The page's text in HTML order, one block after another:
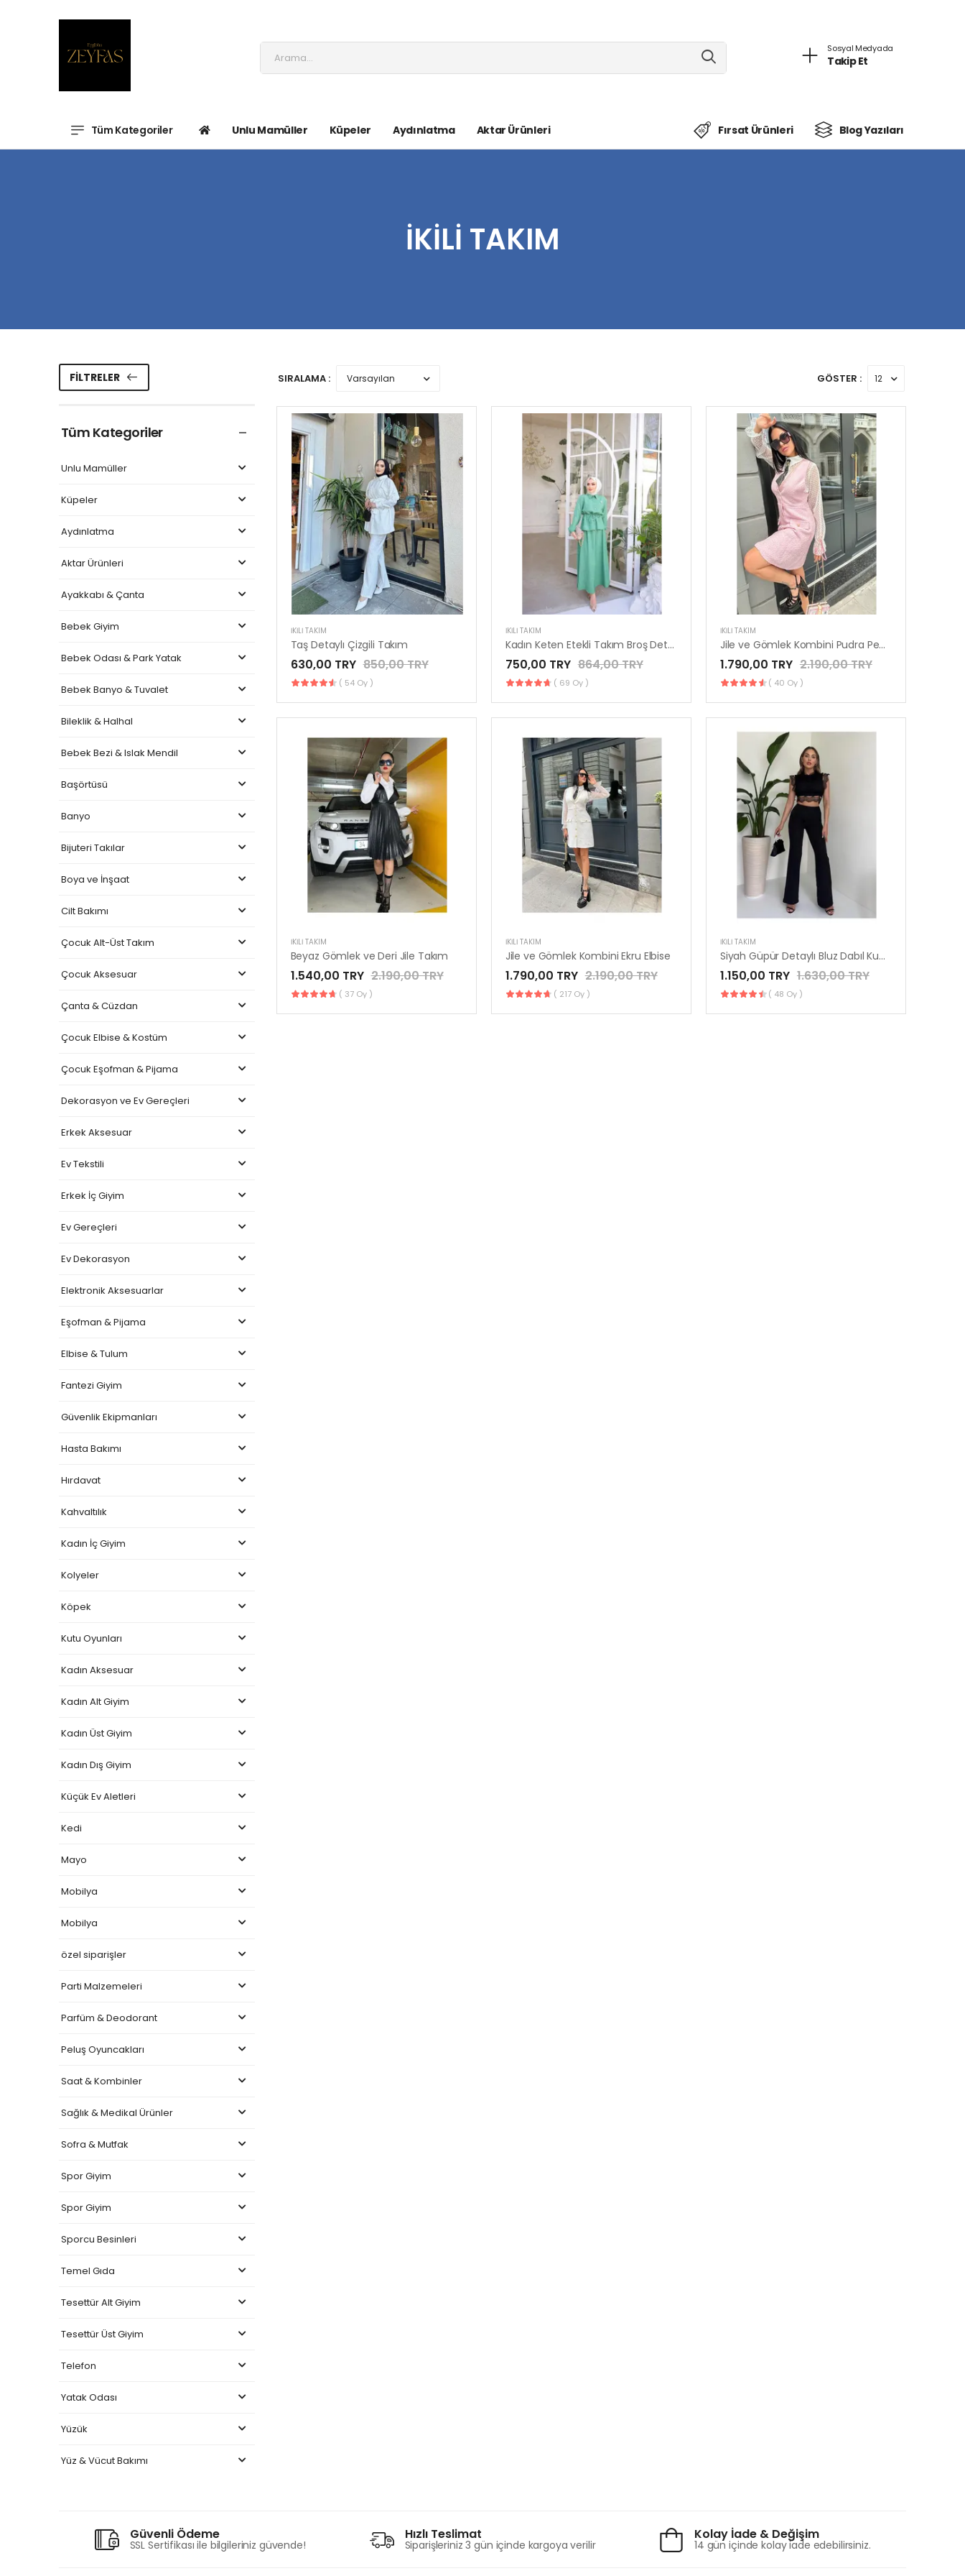
Sosyal Medyada
Takip Et
Tüm Kategoriler Unlu Mamüller Küpeler Aydınlatma Aktar Ürünleri Fırsat Ürünleri Blog Yazıları
İKILI TAKIM
FILTRELER
Tüm Kategoriler
Unlu Mamüller
Küpeler
Aydınlatma
Aktar Ürünleri
Ayakkabı & Çanta
Bebek Giyim
Bebek Odası & Park Yatak
Bebek Banyo & Tuvalet
Bileklik & Halhal
Bebek Bezi & Islak Mendil
Başörtüsü
Banyo
Bijuteri Takılar
Boya ve İnşaat
Cilt Bakımı
Çocuk Alt-Üst Takım
Çocuk Aksesuar
Çanta & Cüzdan
Çocuk Elbise & Kostüm
Çocuk Eşofman & Pijama
Dekorasyon ve Ev Gereçleri
Erkek Aksesuar
Ev Tekstili
Erkek İç Giyim
Ev Gereçleri
Ev Dekorasyon
Elektronik Aksesuarlar
Eşofman & Pijama
Elbise & Tulum
Fantezi Giyim
Güvenlik Ekipmanları
Hasta Bakımı
Hırdavat
Kahvaltılık
Kadın İç Giyim
Kolyeler
Köpek
Kutu Oyunları
Kadın Aksesuar
Kadın Alt Giyim
Kadın Üst Giyim
Kadın Dış Giyim
Küçük Ev Aletleri
Kedi
Mayo
Mobilya
Mobilya
özel siparişler
Parti Malzemeleri
Parfüm & Deodorant
Peluş Oyuncakları
Saat & Kombinler
Sağlık & Medikal Ürünler
Sofra & Mutfak
Spor Giyim
Spor Giyim
Sporcu Besinleri
Temel Gıda
Tesettür Alt Giyim
Tesettür Üst Giyim
Telefon
Yatak Odası
Yüzük
Yüz & Vücut Bakımı
SIRALAMA : GÖSTER :
İKILI TAKIM
Taş Detaylı Çizgili Takım
630,00 TRY 850,00 TRY
( 54 Oy )
İKILI TAKIM
Kadın Keten Etekli Takım Broş Detaylı
750,00 TRY 864,00 TRY
( 69 Oy )
İKILI TAKIM
Jile ve Gömlek Kombini Pudra Pembe Elbise
1.790,00 TRY 2.190,00 TRY
( 40 Oy )
İKILI TAKIM
Beyaz Gömlek ve Deri Jile Takım
1.540,00 TRY 2.190,00 TRY
( 37 Oy )
İKILI TAKIM
Jile ve Gömlek Kombini Ekru Elbise
1.790,00 TRY 2.190,00 TRY
( 217 Oy )
İKILI TAKIM
Siyah Güpür Detaylı Bluz Dabıl Kumaş Pantolon Takım
1.150,00 TRY 1.630,00 TRY
( 48 Oy )
Güvenli Ödeme
SSL Sertifikası ile bilgileriniz güvende!
Hızlı Teslimat
Siparişleriniz 3 gün içinde kargoya verilir
Kolay İade & Değişim
14 gün içinde kolay iade edebilirsiniz.